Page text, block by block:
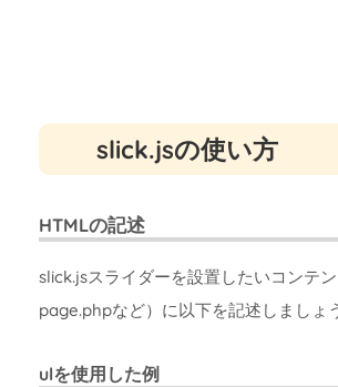
slick.jsの使い方
HTMLの記述
slick.jsスライダーを設置したいコンテ
page.phpなど）に以下を記述しましょ
ulを使用した例